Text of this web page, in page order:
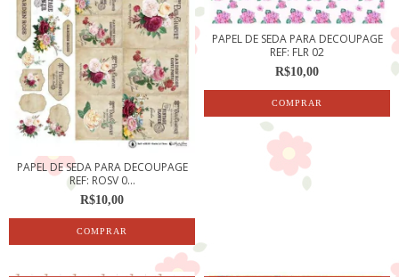
PAPEL DE SEDA PARA DECOUPAGE
REF: ROSV 0...
R$10,00
PAPEL DE SEDA PARA DECOUPAGE
REF: FLR 02
R$10,00